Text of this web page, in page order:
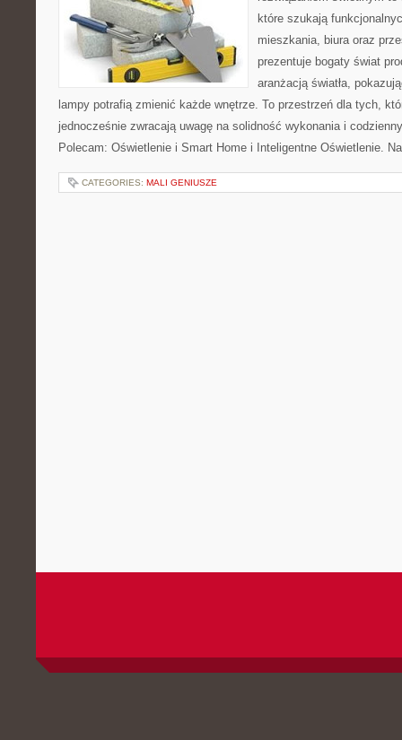
które szukają
mieszkania, biura oraz
prezentuje bogaty świat
aranżacją światła,
lampy potrafią zmienić każde wnętrze. To przestrzeń dla tych,
jednocześnie zwracają uwagę na solidność wykonania i
Polecam: Oświetlenie i Smart Home i Inteligentne Oświetlenie.
CATEGORIES: MALI GENIUSZE